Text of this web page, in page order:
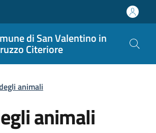
di San Valentino in
Citeriore
pane
animali
animali